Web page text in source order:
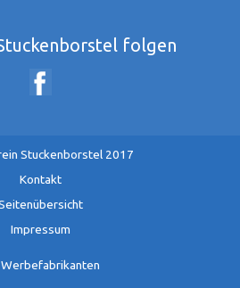
folgen
Stuckenborstel 2017
Navigation
überspringen
Kontakt
Impressum